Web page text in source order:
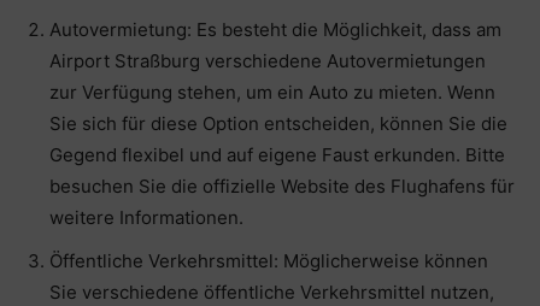
Autovermietung: Es besteht die Möglichkeit, dass am
Airport Straßburg verschiedene Autovermietungen
zur Verfügung stehen, um ein Auto zu mieten. Wenn
Sie sich für diese Option entscheiden, können Sie die
Gegend flexibel und auf eigene Faust erkunden. Bitte
besuchen Sie die offizielle Website des Flughafens für
weitere Informationen.
Öffentliche Verkehrsmittel: Möglicherweise können
Sie verschiedene öffentliche Verkehrsmittel nutzen,